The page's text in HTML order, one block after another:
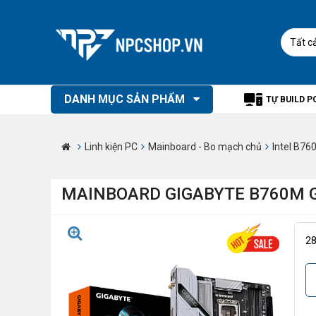
Tất
DANH MỤC SẢN PHẨM TỰ BUILD
Linh kiện PC Mainboard - Bo mạch chủ Intel
MAINBOARD GIGABYTE B760M